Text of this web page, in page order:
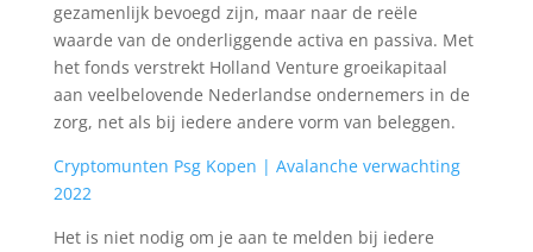
gezamenlijk bevoegd zijn, maar naar de reële
waarde van de onderliggende activa en passiva. Met
het fonds verstrekt Holland Venture groeikapitaal
aan veelbelovende Nederlandse ondernemers in de
zorg, net als bij iedere andere vorm van beleggen.
Cryptomunten Psg Kopen | Avalanche verwachting
2022
Het is niet nodig om je aan te melden bij iedere